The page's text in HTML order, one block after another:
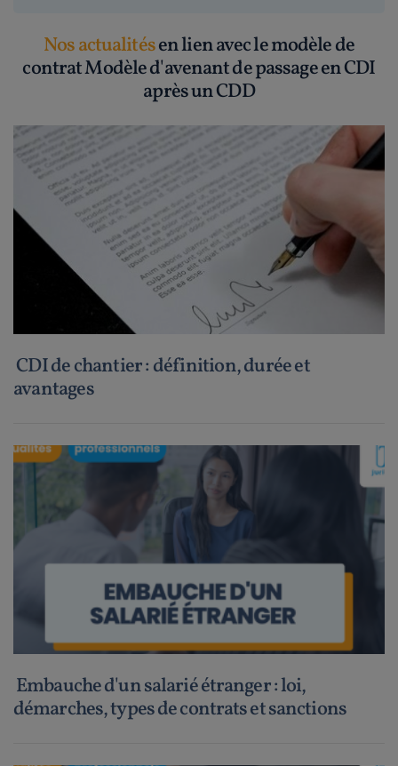
Nos actualitésen lien avec le modèle de
contrat Modèle d'avenant de passage en CDI
après un CDD
CDI de chantier : définition, durée et
avantages
Embauche d'un salarié étranger : loi,
démarches, types de contrats et sanctions